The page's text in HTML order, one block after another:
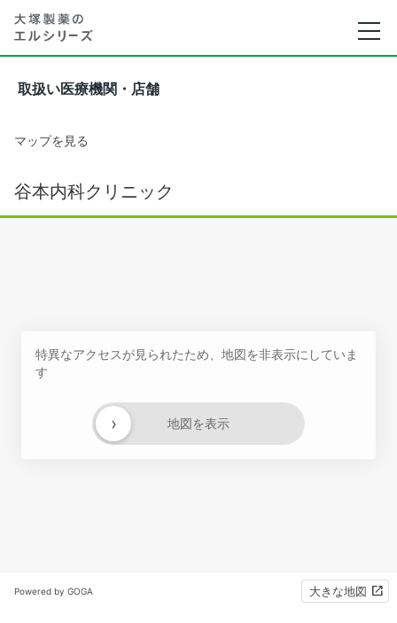
取扱い医療機関・店舗
マップを見る
谷本内科クリニック
特異なアクセスが見られたため、地図を非表示にしていま
す
地図を表示
›
Powered by GOGA 大きな地図